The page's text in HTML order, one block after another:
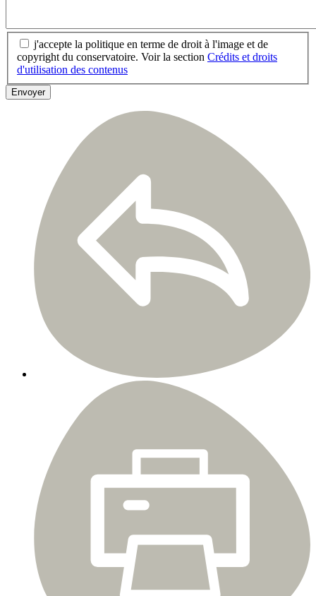
j'accepte la politique en terme de droit à l'image et de
copyright du conservatoire. Voir la section Crédits et droits
d'utilisation des contenus